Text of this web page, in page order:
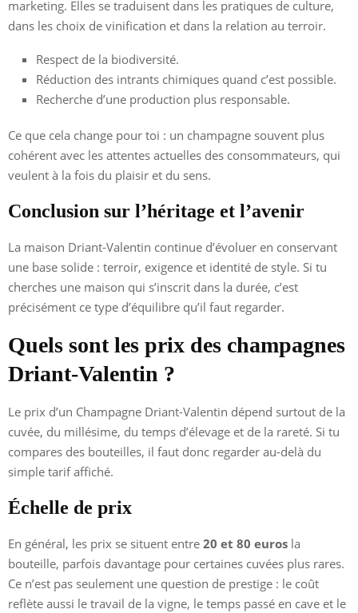
marketing. Elles se traduisent dans les pratiques de culture,
dans les choix de vinification et dans la relation au terroir.
Respect de la biodiversité.
Réduction des intrants chimiques quand c’est possible.
Recherche d’une production plus responsable.
Ce que cela change pour toi : un champagne souvent plus
cohérent avec les attentes actuelles des consommateurs, qui
veulent à la fois du plaisir et du sens.
Conclusion sur l’héritage et l’avenir
La maison Driant-Valentin continue d’évoluer en conservant
une base solide : terroir, exigence et identité de style. Si tu
cherches une maison qui s’inscrit dans la durée, c’est
précisément ce type d’équilibre qu’il faut regarder.
Quels sont les prix des champagnes
Driant-Valentin ?
Le prix d’un Champagne Driant-Valentin dépend surtout de la
cuvée, du millésime, du temps d’élevage et de la rareté. Si tu
compares des bouteilles, il faut donc regarder au-delà du
simple tarif affiché.
Échelle de prix
En général, les prix se situent entre 20 et 80 euros la
bouteille, parfois davantage pour certaines cuvées plus rares.
Ce n’est pas seulement une question de prestige : le coût
reflète aussi le travail de la vigne, le temps passé en cave et le